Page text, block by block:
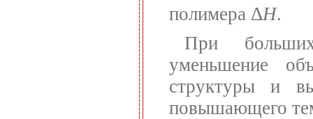
полимера ΔH.
При
уменьшение
структуры и
повышающего